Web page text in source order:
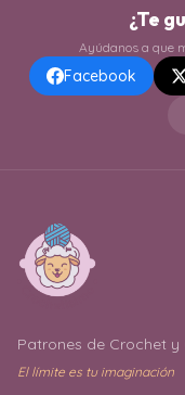
¿Te
Ayúdanos a que
Facebook
Patrones de Crochet y
El límite es tu imaginación